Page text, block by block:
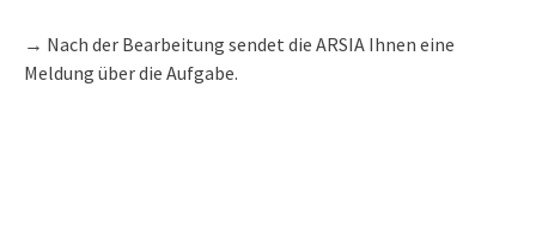
→ Nach der Bearbeitung sendet die ARSIA Ihnen eine
Meldung über die Aufgabe.